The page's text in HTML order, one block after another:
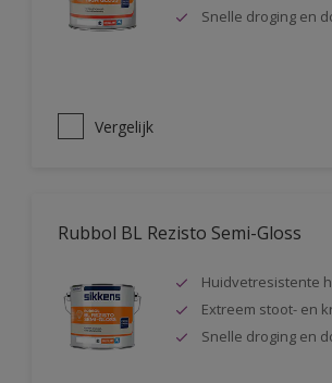
Snelle droging en
Vergelijk
Rubbol BL Rezisto Semi-Gloss
Huidvetresistente
Extreem stoot- en
Snelle droging en